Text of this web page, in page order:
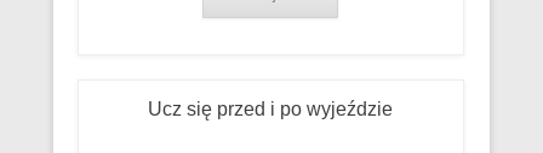
Ucz się przed i po wyjeździe